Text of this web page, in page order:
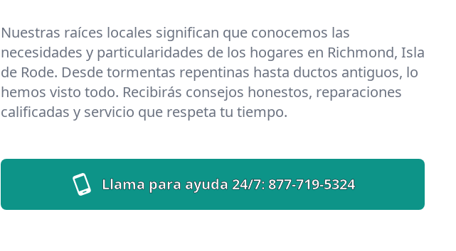
Nuestras raíces locales significan que conocemos las
necesidades y particularidades de los hogares en Richmond, Isla
de Rode. Desde tormentas repentinas hasta ductos antiguos, lo
hemos visto todo. Recibirás consejos honestos, reparaciones
calificadas y servicio que respeta tu tiempo.
Llama para ayuda 24/7:877-719-5324